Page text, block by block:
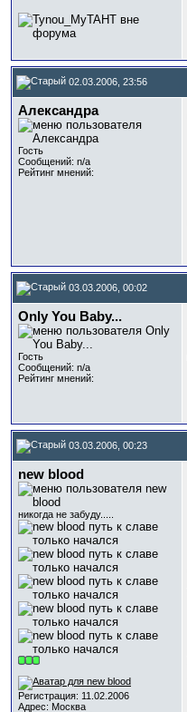
02.03.2006, 23:56
Александра
Гость
Сообщений: n/a
Рейтинг мнений:
03.03.2006, 00:02
Only You Baby...
Гость
Сообщений: n/a
Рейтинг мнений:
03.03.2006, 00:23
new blood
никогда не забуду.....
Регистрация: 11.02.2006
Адрес: Москва